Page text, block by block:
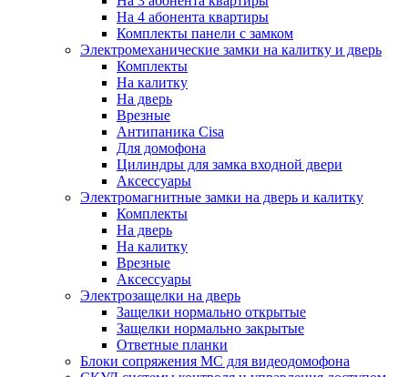
На 4 абонента квартиры
Комплекты панели с замком
Электромеханические замки на калитку и дверь
Комплекты
На калитку
На дверь
Врезные
Антипаника Cisa
Для домофона
Цилиндры для замка входной двери
Аксессуары
Электромагнитные замки на дверь и калитку
Комплекты
На дверь
На калитку
Врезные
Аксессуары
Электрозащелки на дверь
Защелки нормально открытые
Защелки нормально закрытые
Ответные планки
Блоки сопряжения МС для видеодомофона